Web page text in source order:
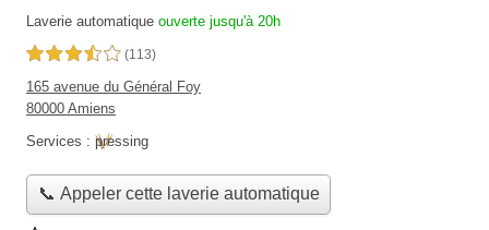
Laverie automatique ouverte jusqu'à 20h
3,5 étoiles sur 5 (113)
165 avenue du Général Foy
80000 Amiens
Services : pressing
📞 Appeler cette laverie automatique